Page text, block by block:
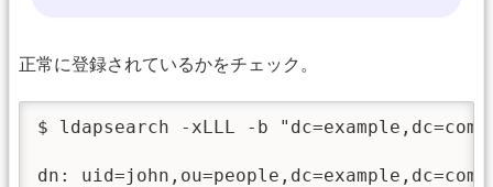
正常に登録されているかをチェック。
$ ldapsearch -xLLL -b
dn: uid=john,ou=people,dc=example,dc=com